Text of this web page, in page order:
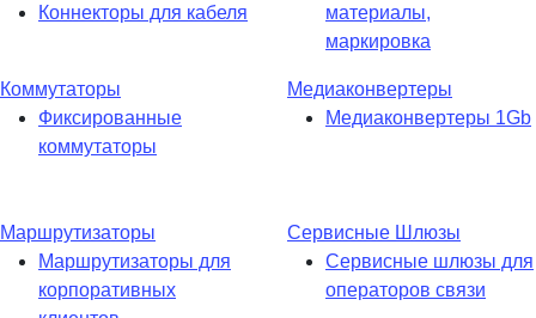
Коннекторы для кабеля
материалы,
маркировка
Коммутаторы
Фиксированные
коммутаторы
Медиаконвертеры
Медиаконвертеры 1Gb
Маршрутизаторы
Маршрутизаторы для
корпоративных
Сервисные Шлюзы
Сервисные шлюзы для
операторов связи